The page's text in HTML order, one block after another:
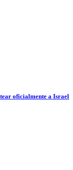
oficialmente a Israel